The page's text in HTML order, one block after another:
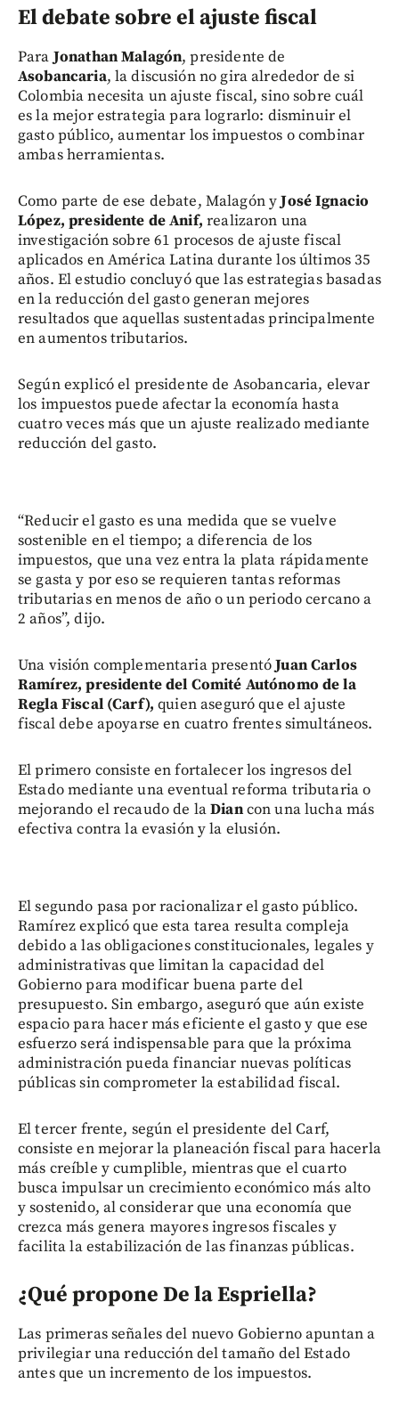
El debate sobre el ajuste fiscal
ParaJonathan Malagón, presidente de
Asobancaria, la discusión no gira alrededor de si
Colombia necesita un ajuste fiscal, sino sobre cuál
es la mejor estrategia para lograrlo: disminuir el
gasto público, aumentar los impuestos o combinar
ambas herramientas.
Como parte de ese debate, Malagón yJosé Ignacio
López, presidente de Anif,realizaron una
investigación sobre 61 procesos de ajuste fiscal
aplicados en América Latina durante los últimos 35
años. El estudio concluyó que las estrategias basadas
en la reducción del gasto generan mejores
resultados que aquellas sustentadas principalmente
en aumentos tributarios.
Según explicó el presidente de Asobancaria, elevar
los impuestos puede afectar la economía hasta
cuatro veces más que un ajuste realizado mediante
reducción del gasto.
“Reducir el gasto es una medida que se vuelve
sostenible en el tiempo; a diferencia de los
impuestos, que una vez entra la plata rápidamente
se gasta y por eso se requieren tantas reformas
tributarias en menos de año o un periodo cercano a
2 años”, dijo.
Una visión complementaria presentóJuan Carlos
Ramírez, presidente del Comité Autónomo de la
Regla Fiscal (Carf), quien aseguró que el ajuste
fiscal debe apoyarse en cuatro frentes simultáneos.
El primero consiste en fortalecer los ingresos del
Estado mediante una eventual reforma tributaria o
mejorando el recaudo de laDiancon una lucha más
efectiva contra la evasión y la elusión.
El segundo pasa por racionalizar el gasto público.
Ramírez explicó que esta tarea resulta compleja
debido a las obligaciones constitucionales, legales y
administrativas que limitan la capacidad del
Gobierno para modificar buena parte del
presupuesto. Sin embargo, aseguró que aún existe
espacio para hacer más eficiente el gasto y que ese
esfuerzo será indispensable para que la próxima
administración pueda financiar nuevas políticas
públicas sin comprometer la estabilidad fiscal.
El tercer frente, según el presidente del Carf,
consiste en mejorar la planeación fiscal para hacerla
más creíble y cumplible, mientras que el cuarto
busca impulsar un crecimiento económico más alto
y sostenido, al considerar que una economía que
crezca más genera mayores ingresos fiscales y
facilita la estabilización de las finanzas públicas.
¿Qué propone De la Espriella?
Las primeras señales del nuevo Gobierno apuntan a
privilegiar una reducción del tamaño del Estado
antes que un incremento de los impuestos.